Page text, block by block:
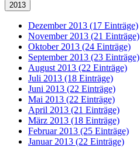
2013
Dezember 2013 (17 Einträge)
November 2013 (21 Einträge)
Oktober 2013 (24 Einträge)
September 2013 (23 Einträge)
August 2013 (22 Einträge)
Juli 2013 (18 Einträge)
Juni 2013 (22 Einträge)
Mai 2013 (22 Einträge)
April 2013 (21 Einträge)
März 2013 (18 Einträge)
Februar 2013 (25 Einträge)
Januar 2013 (22 Einträge)